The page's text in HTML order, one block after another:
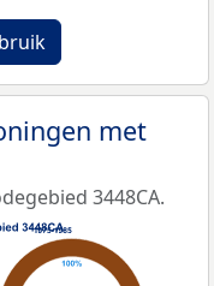
met
3448CA.